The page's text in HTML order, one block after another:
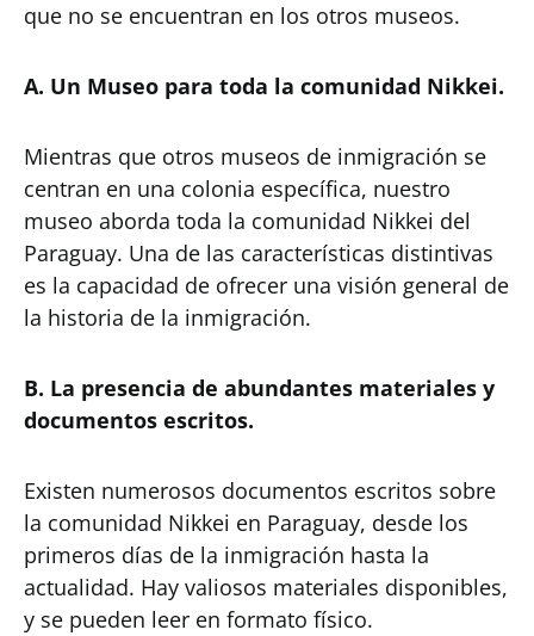
que no se encuentran en los otros museos.
A. Un Museo para toda la comunidad Nikkei.
Mientras que otros museos de inmigración se
centran en una colonia específica, nuestro
museo aborda toda la comunidad Nikkei del
Paraguay. Una de las características distintivas
es la capacidad de ofrecer una visión general de
la historia de la inmigración.
B. La presencia de abundantes materiales y
documentos escritos.
Existen numerosos documentos escritos sobre
la comunidad Nikkei en Paraguay, desde los
primeros días de la inmigración hasta la
actualidad. Hay valiosos materiales disponibles,
y se pueden leer en formato físico.